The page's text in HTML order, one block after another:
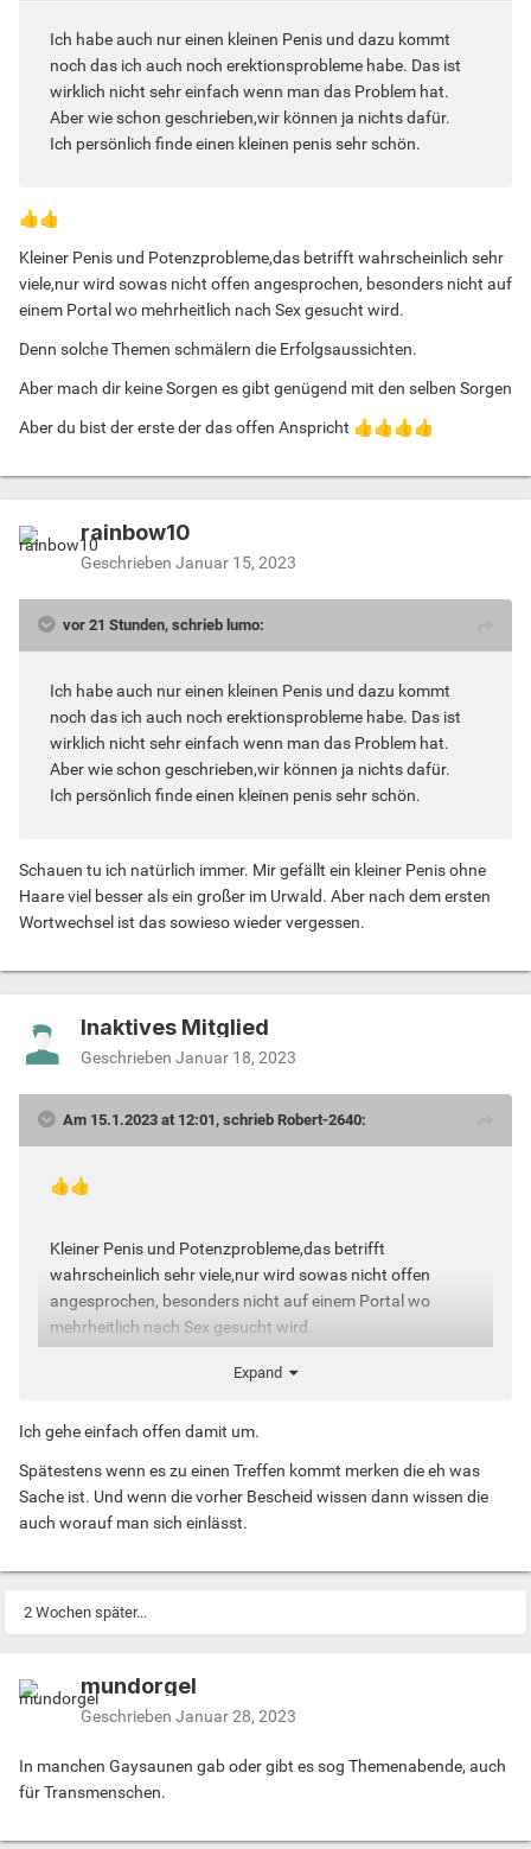
Ich habe auch nur einen kleinen Penis und dazu kommt
noch das ich auch noch erektionsprobleme habe. Das ist
wirklich nicht sehr einfach wenn man das Problem hat.
Aber wie schon geschrieben,wir können ja nichts dafür.
Ich persönlich finde einen kleinen penis sehr schön.
👍👍
Kleiner Penis und Potenzprobleme,das betrifft wahrscheinlich sehr
viele,nur wird sowas nicht offen angesprochen, besonders nicht auf
einem Portal wo mehrheitlich nach Sex gesucht wird.
Denn solche Themen schmälern die Erfolgsaussichten.
Aber mach dir keine Sorgen es gibt genügend mit den selben Sorgen
Aber du bist der erste der das offen Anspricht 👍👍👍👍
rainbow10
Geschrieben Januar 15, 2023
vor 21 Stunden, schrieb lumo:
Ich habe auch nur einen kleinen Penis und dazu kommt
noch das ich auch noch erektionsprobleme habe. Das ist
wirklich nicht sehr einfach wenn man das Problem hat.
Aber wie schon geschrieben,wir können ja nichts dafür.
Ich persönlich finde einen kleinen penis sehr schön.
Schauen tu ich natürlich immer. Mir gefällt ein kleiner Penis ohne
Haare viel besser als ein großer im Urwald. Aber nach dem ersten
Wortwechsel ist das sowieso wieder vergessen.
Inaktives Mitglied
Geschrieben Januar 18, 2023
Am 15.1.2023 at 12:01, schrieb Robert-2640:
👍👍
Kleiner Penis und Potenzprobleme,das betrifft
wahrscheinlich sehr viele,nur wird sowas nicht offen
angesprochen, besonders nicht auf einem Portal wo
mehrheitlich nach Sex gesucht wird.
selben Sorgen
Expand
Ich gehe einfach offen damit um.
Spätestens wenn es zu einen Treffen kommt merken die eh was
Sache ist. Und wenn die vorher Bescheid wissen dann wissen die
auch worauf man sich einlässt.
2 Wochen später...
mundorgel
Geschrieben Januar 28, 2023
In manchen Gaysaunen gab oder gibt es sog Themenabende, auch
für Transmenschen.